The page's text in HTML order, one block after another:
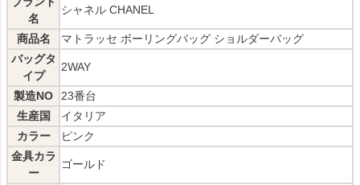
名
シャネル CHANEL
商品名
マトラッセ ボーリングバッグ ショルダーバッグ
バッグタ
イプ
2WAY
製造NO
23番台
生産国
イタリア
カラー
ピンク
金具カラ
ー
ゴールド